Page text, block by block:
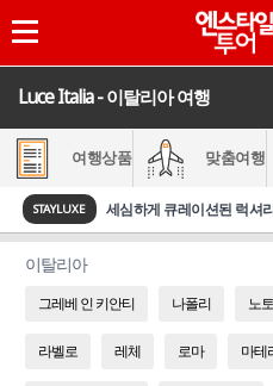
Luce Italia - 이탈리아 여행
여행상품 맞춤여행
STAYLUXE 세심하게 큐레이션된 럭셔
이탈리아
그레베 인 키안티 나폴리 노토
라벨로 레체 로마 마테